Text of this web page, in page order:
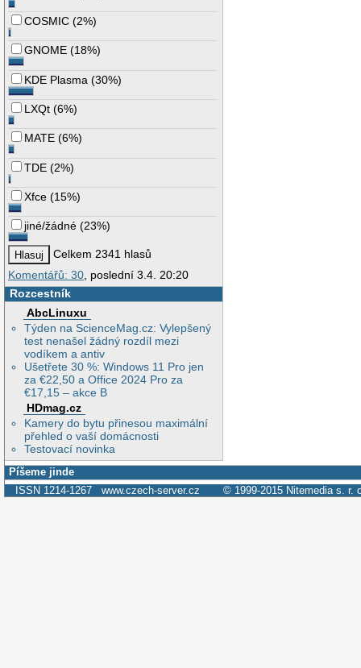
COSMIC (2%)
GNOME (18%)
KDE Plasma (30%)
LXQt (6%)
MATE (6%)
TDE (2%)
Xfce (15%)
jiné/žádné (23%)
Celkem 2341 hlasů
Komentářů: 30 , poslední 3.4. 20:20
Rozcestník
AbcLinuxu
Týden na ScienceMag.cz: Vylepšený
test nenašel žádný rozdíl mezi
vodíkem a antiv
Ušetřete 30 %: Windows 11 Pro jen
za €22,50 a Office 2024 Pro za
€17,15 – akce B
HDmag.cz
Kamery do bytu přinesou maximální
přehled o vaší domácnosti
Testovací novinka
Píšeme jinde
ISSN 1214-1267 www.czech-server.cz © 1999-2015 Nitemedia s. r.